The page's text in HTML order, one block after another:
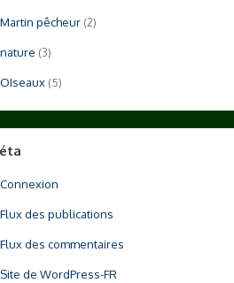
Martin pêcheur (2)
nature (3)
OIseaux (5)
Connexion
Flux des publications
Flux des commentaires
Site de WordPress-FR